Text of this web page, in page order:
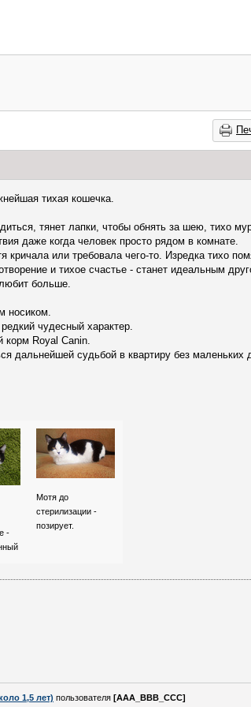
тихая кошечка.
тянет лапки, чтобы обнять за шею, тихо
даже когда человек просто рядом в комнате.
или требовала чего-то. Изредка тихо
и тихое счастье - станет идеальным
больше.
носиком.
чудесный характер.
корм Royal Canin.
дальнейшей судьбой в квартиру без маленьких
-
Мотя до
стерилизации -
позирует.
1,5 лет) пользователя [AAA_BBB_CCC]